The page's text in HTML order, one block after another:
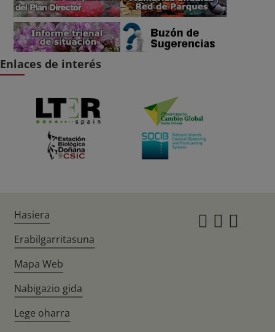
Enlaces de interés
Hasiera
Erabilgarritasuna
Mapa Web
Nabigazio gida
Lege oharra